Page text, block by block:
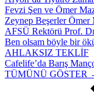
Fevzi Şen ve Ömer
Zeynep Beşerler Ömer
AFSÜ Rektörü Prof.
Ben olsam böyle bir
AHLAKSIZ TEKLİF
Cafelife’da Barış
TÜMÜNÜ GÖSTER